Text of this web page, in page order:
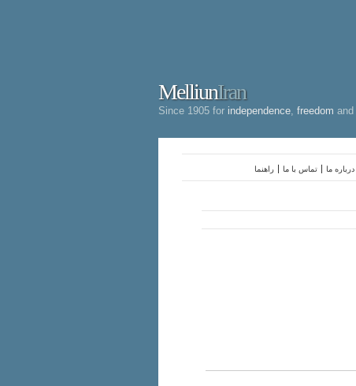
MelliunIran
Since 1905 for independence freedom and
راهنما تماس با ما درباره ما